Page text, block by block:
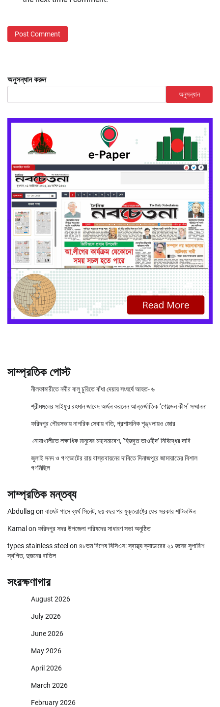
অনুসন্ধান করুন
অনুসন্ধান
সাম্প্রতিক পোস্ট
নীলফামারীতে নদীর বালু চুরিতে বাঁধা দেয়ায় সংঘর্ষে আহত- ৬
শ্রীমঙ্গলের সাইফুর রহমান জাবেদ অর্জন করলেন আন্তর্জাতিক ‘গোল্ডেন কীস’ সম্মাননা
ফরিদপুর পৌরসভায় নাগরিক সেবায় গতি, প্রশাসনিক শৃঙ্খলায়ও জোর
নোয়াখালীতে লক্ষাধিক মানুষের মহাসমাবেশ, ‘হিজবুত তাওহীদ’ নিষিদ্ধের দাবি
জুলাই সনদ ও গণভোটের রায় বাস্তবায়নের দাবিতে দিনাজপুরে জামায়াতের বিশাল
গণমিছিল
সাম্প্রতিক মন্তব্য
Abdullag on বাজেট পাসে ব্যর্থ সিনেট, ছয় বছর পর যুক্তরাষ্ট্রে ফের সরকার শাটডাউন
Kamal on ফরিদপুর সদর উপজেলা পরিষদের সাধারণ সভা অনুষ্ঠিত
types stainless steel on ৪৮তম বিশেষ বিসিএস: স্বাস্থ্য ক্যাডারের ২১ জনের সুপারিশ
স্থগিত, দুজনের বাতিল
সংরক্ষণাগার
August 2026
July 2026
June 2026
May 2026
April 2026
March 2026
February 2026